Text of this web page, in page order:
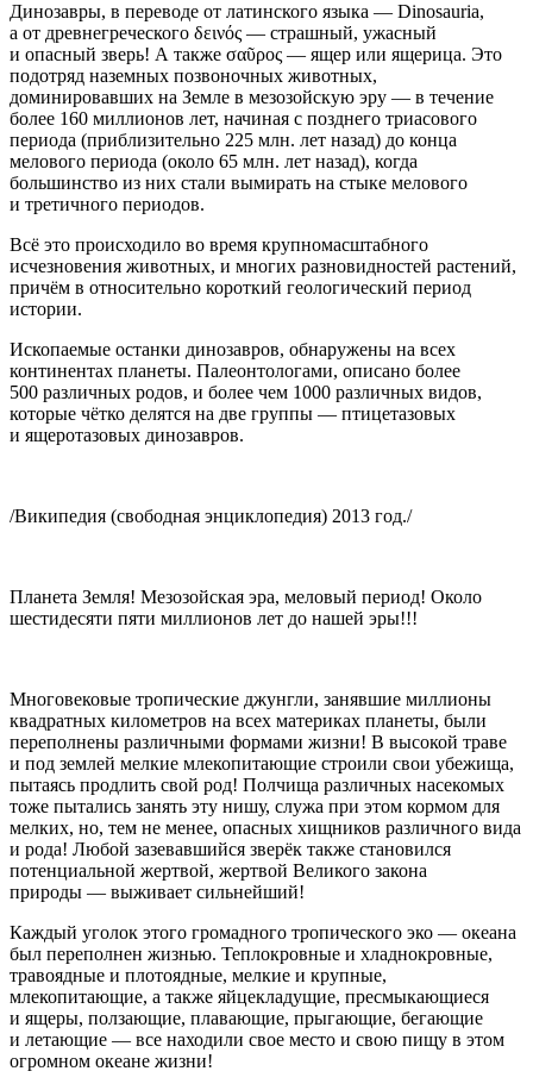
Динозавры, в переводе от латинского языка — Dinosauria,
а от древнегреческого δεινός — страшный, ужасный
и опасный зверь! А также σαῦρος — ящер или ящерица. Это
подотряд наземных позвоночных животных,
доминировавших на Земле в мезозойскую эру — в течение
более 160 миллионов лет, начиная с позднего триасового
периода (приблизительно 225 млн. лет назад) до конца
мелового периода (около 65 млн. лет назад), когда
большинство из них стали вымирать на стыке мелового
и третичного периодов.
Всё это происходило во время крупномасштабного
исчезновения животных, и многих разновидностей растений,
причём в относительно короткий геологический период
истории.
Ископаемые останки динозавров, обнаружены на всех
континентах планеты. Палеонтологами, описано более
500 различных родов, и более чем 1000 различных видов,
которые чётко делятся на две группы — птицетазовых
и ящеротазовых динозавров.
/Википедия (свободная энциклопедия) 2013 год./
Планета Земля! Мезозойская эра, меловый период! Около
шестидесяти пяти миллионов лет до нашей эры!!!
Многовековые тропические джунгли, занявшие миллионы
квадратных километров на всех материках планеты, были
переполнены различными формами жизни! В высокой траве
и под землей мелкие млекопитающие строили свои убежища,
пытаясь продлить свой род! Полчища различных насекомых
тоже пытались занять эту нишу, служа при этом кормом для
мелких, но, тем не менее, опасных хищников различного вида
и рода! Любой зазевавшийся зверёк также становился
потенциальной жертвой, жертвой Великого закона
природы — выживает сильнейший!
Каждый уголок этого громадного тропического эко — океана
был переполнен жизнью. Теплокровные и хладнокровные,
травоядные и плотоядные, мелкие и крупные,
млекопитающие, а также яйцекладущие, пресмыкающиеся
и ящеры, ползающие, плавающие, прыгающие, бегающие
и летающие — все находили свое место и свою пищу в этом
огромном океане жизни!